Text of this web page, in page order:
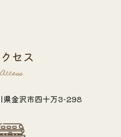
セス
Access
県金沢市四十万3-298